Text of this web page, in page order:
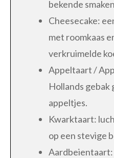
bekende
Cheesecake:
met roomkaas
verkruimelde
Appeltaart /
Hollands gebak
appeltjes.
Kwarktaart:
op een stevige
Aardbeientaart: